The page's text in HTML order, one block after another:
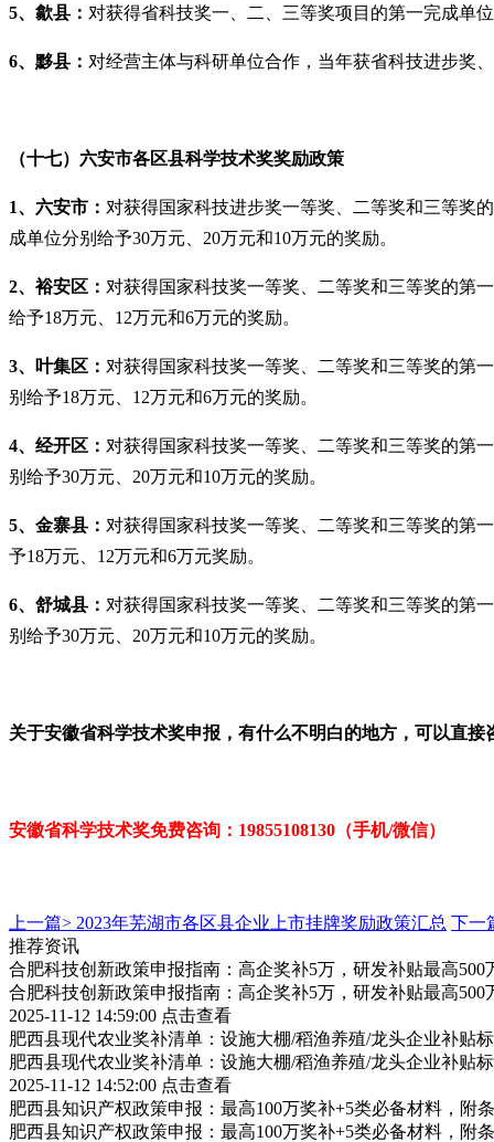
5、歙县： 对获得省科技奖一、二、三等奖项目的第一完成单
6、黟县： 对经营主体与科研单位合作，当年获省科技进步奖
（十七）六安市各区县科学技术奖奖励政策
1、六安市： 对获得国家科技进步奖一等奖、二等奖和三等奖
成单位分别给予30万元、20万元和10万元的奖励。
2、裕安区： 对获得国家科技奖一等奖、二等奖和三等奖的第
给予18万元、12万元和6万元的奖励。
3、叶集区： 对获得国家科技奖一等奖、二等奖和三等奖的第
别给予18万元、12万元和6万元的奖励。
4、经开区： 对获得国家科技奖一等奖、二等奖和三等奖的第
别给予30万元、20万元和10万元的奖励。
5、金寨县： 对获得国家科技奖一等奖、二等奖和三等奖的第
予18万元、12万元和6万元奖励。
6、舒城县： 对获得国家科技奖一等奖、二等奖和三等奖的第
别给予30万元、20万元和10万元的奖励。
关于安徽省科学技术奖申报，有什么不明白的地方，可以直接
安徽省科学技术奖免费咨询：19855108130（手机/微信）
上一篇> 2023年芜湖市各区县企业上市挂牌奖励政策汇总 下一
推荐资讯
合肥科技创新政策申报指南：高企奖补5万，研发补贴最高500
合肥科技创新政策申报指南：高企奖补5万，研发补贴最高500
2025-11-12 14:59:00 点击查看
肥西县现代农业奖补清单：设施大棚/稻渔养殖/龙头企业补贴
肥西县现代农业奖补清单：设施大棚/稻渔养殖/龙头企业补贴
2025-11-12 14:52:00 点击查看
肥西县知识产权政策申报：最高100万奖补+5类必备材料，附
肥西县知识产权政策申报：最高100万奖补+5类必备材料，附